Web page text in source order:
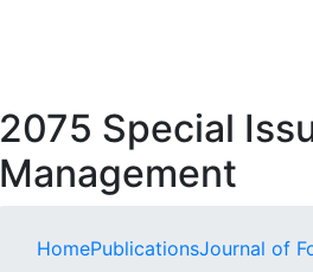
2075 Special
Management
HomePublicationsJournal of